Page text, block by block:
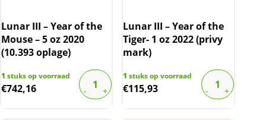
Lunar III – Year of the
Mouse – 5 oz 2020
(10.393 oplage)
1 stuks op voorraad
€742,16
Lunar III – Year of the
Tiger- 1 oz 2022 (privy
mark)
1 stuks op voorraad
€115,93